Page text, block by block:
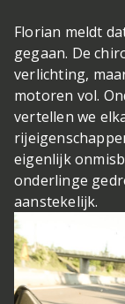
Florian meldt
gegaan. De
verlichting,
motoren vol.
vertellen we
eigenlijk
onderlinge
aanstekelijk.